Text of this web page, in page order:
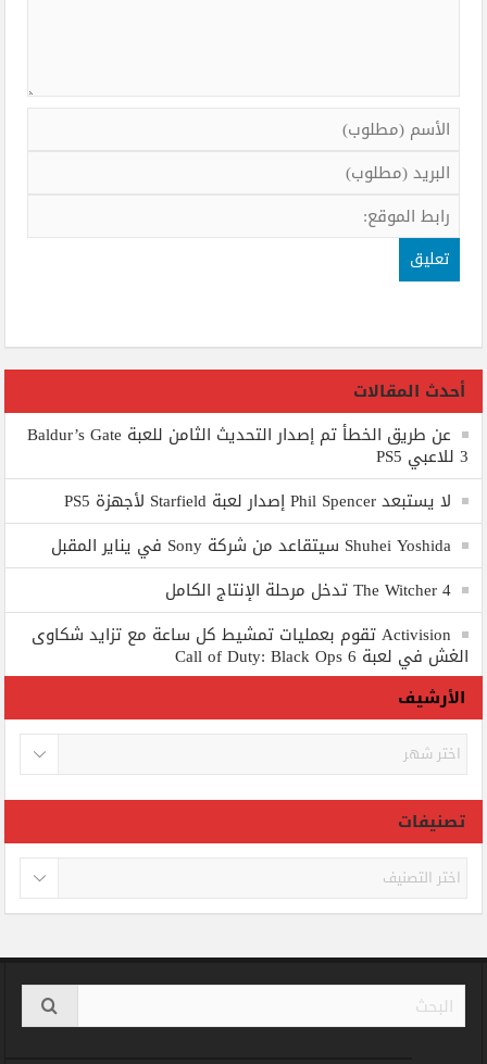
أحدث المقالات
عن طريق الخطأ تم إصدار التحديث الثامن للعبة Baldur’s Gate
3 للاعبي PS5
لا يستبعد Phil Spencer إصدار لعبة Starfield لأجهزة PS5
Shuhei Yoshida سيتقاعد من شركة Sony في يناير المقبل
The Witcher 4 تدخل مرحلة الإنتاج الكامل
Activision تقوم بعمليات تمشيط كل ساعة مع تزايد شكاوى
الغش في لعبة Call of Duty: Black Ops 6
الأرشيف
الأرشيف
تصنيفات
تصنيفات